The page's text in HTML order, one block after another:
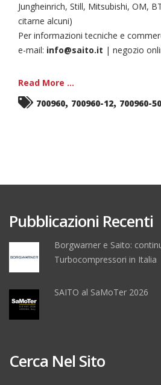
Jungheinrich, Still, Mitsubishi, OM,
citarne alcuni)
Per informazioni tecniche e
e-mail: info@saito.it | negozio
Read More ...
700960, 700960-12, 700960-
Pubblicazioni Recenti
Borgwarner e Saito:
Turbocompressori in Italia
SAITO al SaMoTer 2026
Cerca Nel Sito